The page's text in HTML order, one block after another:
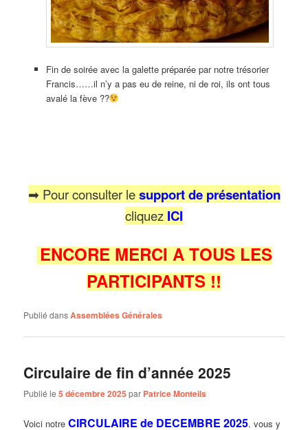
Fin de soirée avec la galette préparée par notre trésorier
Francis……il n’y a pas eu de reine, ni de roi, ils ont tous
avalé la fève ??
➡ Pour consulter lesupport de présentation
cliquez ICI
ENCORE MERCI A TOUS LES
PARTICIPANTS !!
Publié dansAssemblées Générales
Circulaire de fin d’année 2025
Publié le5 décembre 2025 par Patrice Monteils
Voici notreCIRCULAIRE de DECEMBRE 2025. vous y